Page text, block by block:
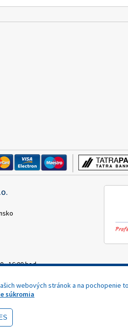
- 16:00 hod.
webových stránok a na pochopenie
súkromia